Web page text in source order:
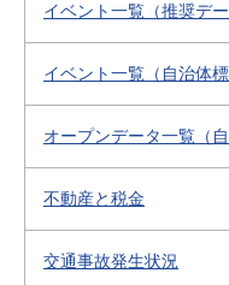
イベント一覧（推奨デー
イベント一覧（自治体
オープンデータ一覧（
不動産と税金
交通事故発生状況